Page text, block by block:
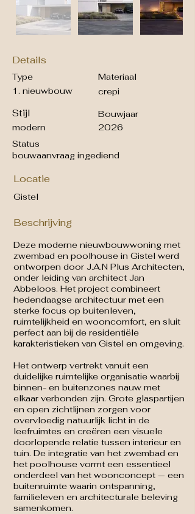
Details
Type
1. nieuwbouw
Stijl
modern
Materiaal
crepi
Bouwjaar
2026
Status
bouwaanvraag ingediend
Locatie
Gistel
Beschrijving
Deze moderne nieuwbouwwoning met
zwembad en poolhouse in Gistel werd
ontworpen door J.A.N Plus Architecten,
onder leiding van architect Jan
Abbeloos. Het project combineert
hedendaagse architectuur met een
sterke focus op buitenleven,
ruimtelijkheid en wooncomfort, en sluit
perfect aan bij de residentiële
karakteristieken van Gistel en omgeving.
Het ontwerp vertrekt vanuit een
duidelijke ruimtelijke organisatie waarbij
binnen- en buitenzones nauw met
elkaar verbonden zijn. Grote glaspartijen
en open zichtlijnen zorgen voor
overvloedig natuurlijk licht in de
leefruimtes en creëren een visuele
doorlopende relatie tussen interieur en
tuin. De integratie van het zwembad en
het poolhouse vormt een essentieel
onderdeel van het woonconcept — een
buitenruimte waarin ontspanning,
familieleven en architecturale beleving
samenkomen.